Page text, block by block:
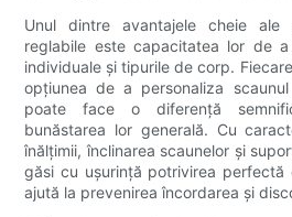
Unul dintre avantajele cheie ale
reglabile este capacitatea lor de
individuale și tipurile de corp.
opțiunea de a personaliza
poate face o diferență
bunăstarea lor generală. Cu
înălțimii, înclinarea scaunelor și
găsi cu ușurință potrivirea perfectă
ajută la prevenirea încordarea și